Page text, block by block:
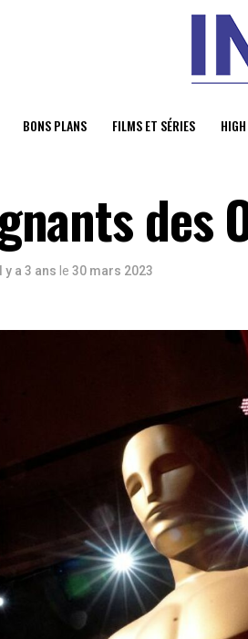
BONS PLANS FILMS ET SÉRIES
des
y a 3 ans le 30 mars 2023